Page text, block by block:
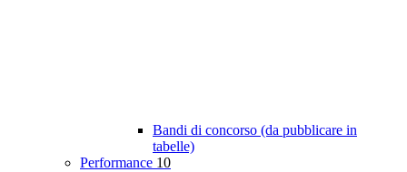
Bandi di concorso (da pubblicare in
tabelle)
Performance 10